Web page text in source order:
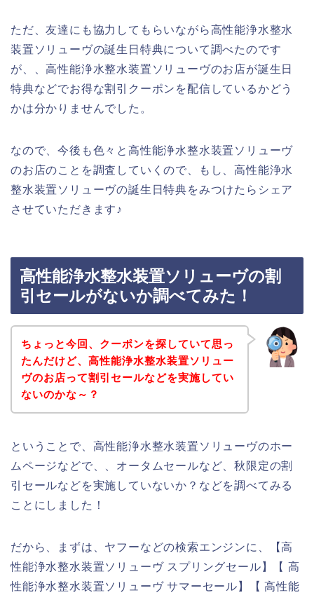
ただ、友達にも協力してもらいながら高性能浄水整水
装置ソリューヴの誕生日特典について調べたのです
が、、高性能浄水整水装置ソリューヴのお店が誕生日
特典などでお得な割引クーポンを配信しているかどう
かは分かりませんでした。
なので、今後も色々と高性能浄水整水装置ソリューヴ
のお店のことを調査していくので、もし、高性能浄水
整水装置ソリューヴの誕生日特典をみつけたらシェア
させていただきます♪
高性能浄水整水装置ソリューヴの割
引セールがないか調べてみた！
ちょっと今回、クーポンを探していて思っ
たんだけど、高性能浄水整水装置ソリュー
ヴのお店って割引セールなどを実施してい
ないのかな～？
ということで、高性能浄水整水装置ソリューヴのホー
ムページなどで、、オータムセールなど、秋限定の割
引セールなどを実施していないか？などを調べてみる
ことにしました！
だから、まずは、ヤフーなどの検索エンジンに、【高
性能浄水整水装置ソリューヴ スプリングセール】【 高
性能浄水整水装置ソリューヴ サマーセール】【 高性能